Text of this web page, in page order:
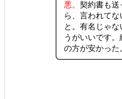
悪。 契約書も送
ら、言われて
と。有名じゃ
うがいいです
の方が安かった